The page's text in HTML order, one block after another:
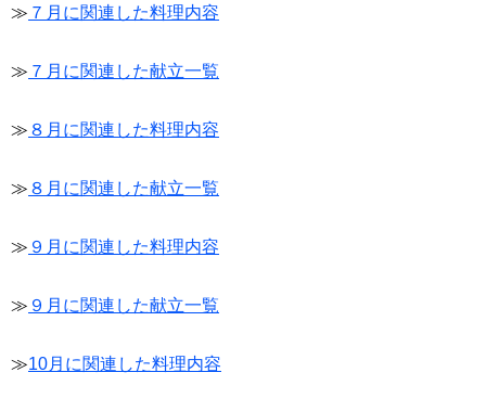
≫ ７月に関連した料理内容
≫ ７月に関連した献立一覧
≫ ８月に関連した料理内容
≫ ８月に関連した献立一覧
≫ ９月に関連した料理内容
≫ ９月に関連した献立一覧
≫10月に関連した料理内容